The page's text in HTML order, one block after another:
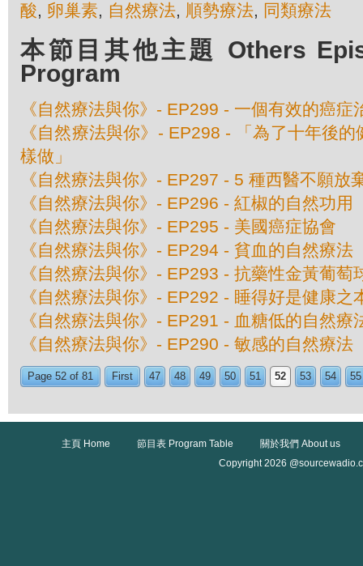
酸, 卵巢素, 自然療法, 順勢療法, 同類療法
本節目其他主題 Others
Program
《自然療法與你》- EP299 - 一個有效的癌症
《自然療法與你》- EP298 - 「為了十年後
樣做」
《自然療法與你》- EP297 - 5 種西醫不願放
《自然療法與你》- EP296 - 紅椒的自然功用
《自然療法與你》- EP295 - 美國癌症協會
《自然療法與你》- EP294 - 貧血的自然療法
《自然療法與你》- EP293 - 抗藥性金黃葡萄
《自然療法與你》- EP292 - 睡得好是健康之
《自然療法與你》- EP291 - 血糖低的自然療
《自然療法與你》- EP290 - 敏感的自然療法
Page 52 of 81 First 47 48 49 50 51 52 53 54 55
主頁 Home 節目表 Program Table
關於我們 About us
Copyright 2026